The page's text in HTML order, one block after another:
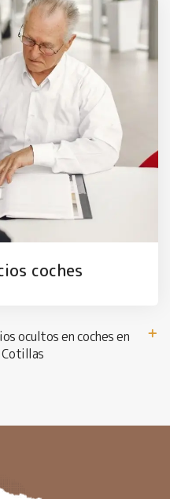
coches
ocultos en coches en